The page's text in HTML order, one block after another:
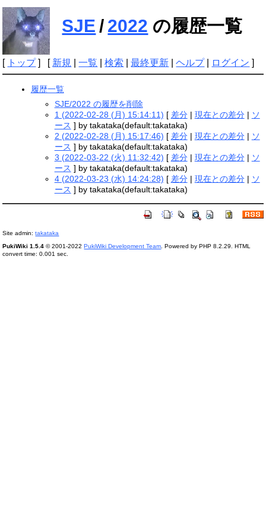
SJE / 2022 の履歴一覧
[ トップ] [ 新規 |一覧 |検索 |最終更新 |ヘルプ| ログイン ]
履歴一覧
SJE/2022 の履歴を削除
1 (2022-02-28 (月) 15:14:11) [ 差分| 現在との差分| ソ
ース ] by takataka(default:takataka)
2 (2022-02-28 (月) 15:17:46) [ 差分| 現在との差分| ソ
ース ] by takataka(default:takataka)
3 (2022-03-22 (火) 11:32:42) [ 差分| 現在との差分| ソ
ース ] by takataka(default:takataka)
4 (2022-03-23 (水) 14:24:28) [ 差分| 現在との差分| ソ
ース ] by takataka(default:takataka)
Site admin:takataka
PukiWiki 1.5.4 © 2001-2022 PukiWiki Development Team. Powered by PHP 8.2.29. HTML
convert time: 0.001 sec.